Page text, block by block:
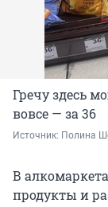
Гречу здесь
вовсе — за 36
Источник: Полина
В
продукты и